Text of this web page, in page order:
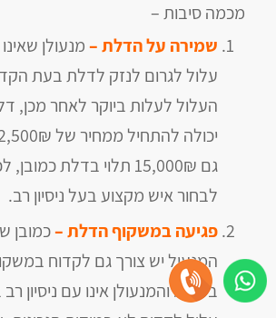
מכמה סיבות –
שמירה על הדלת –מנעולן
עלול לגרום לנזק לדלת בעת
העלול לעלות ביוקר לאחר מכן,
גם 15,000₪ תלוי בדלת
לבחור איש מקצוע בעל ניסיון רב.
פגיעה במשקוף הדלת –כמובן
המנעול יש צורך גם לקדוח
במידה והמנעולן אינו עם ניסיון